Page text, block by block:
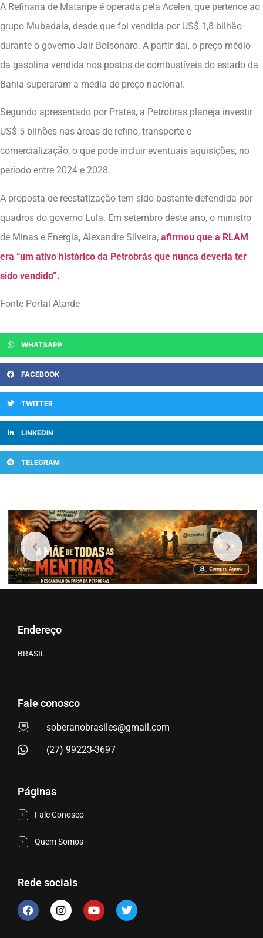
A Refinaria de Mataripe é operada pela Acelen, que pertence ao
grupo Mubadala, desde que foi vendida por US$ 1,8 bilhão
durante o governo Jair Bolsonaro. A partir daí, o preço médio
da gasolina vendida nos postos de combustíveis do estado da
Bahia superaram a média de preço nacional.
Segundo apresentado por Prates, a Petrobras planeja investir
US$ 5 bilhões nas áreas de refino, transporte e
comercialização, o que pode incluir eventuais aquisições, no
período entre 2024 e 2028.
A proposta de reestatização tem sido bastante defendida por
quadros do governo Lula. Em setembro deste ano, o ministro
de Minas e Energia, Alexandre Silveira, afirmou que a RLAM
era “um ativo histórico da Petrobrás que nunca deveria ter
sido vendido”.
Fonte Portal Atarde
WHATSAPP
FACEBOOK
TWITTER
LINKEDIN
TELEGRAM
Endereço
BRASIL
Fale conosco
soberanobrasiles@gmail.com
(27) 99223-3697
Páginas
Fale Conosco
Quem Somos
Rede sociais